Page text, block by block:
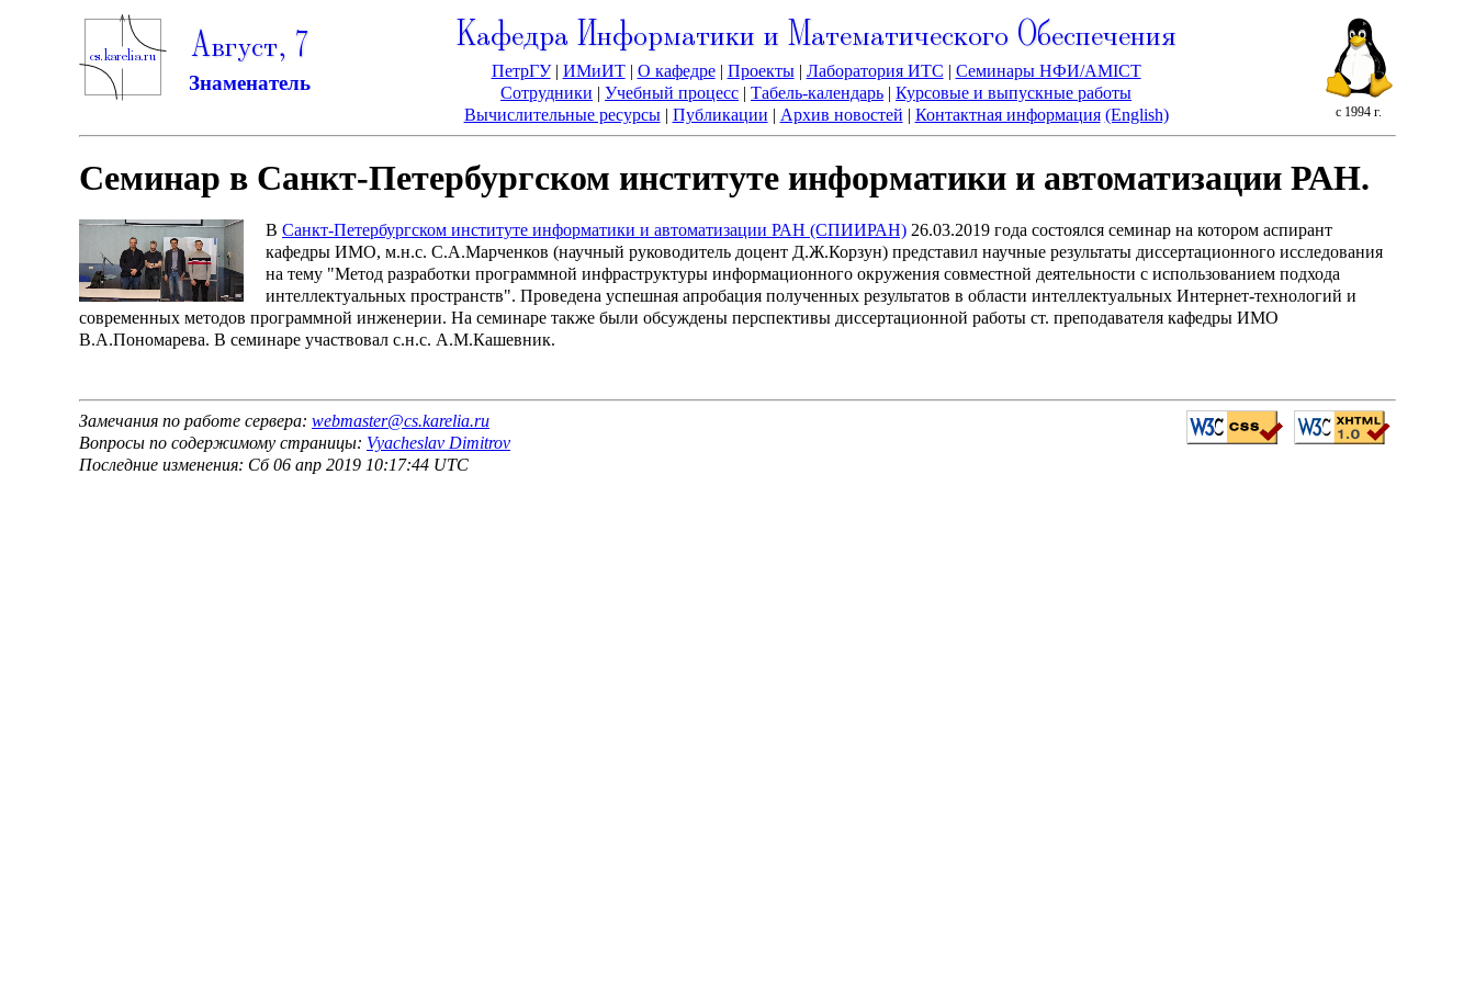
Август, 7
Знаменатель
с 1994 г.
Кафедра Информатики и Математического Обеспечения
ПетрГУ| ИМиИТ| О кафедре| Проекты| Лаборатория ИТС | Семинары НФИ/AMICT
Сотрудники |Учебный процесс |Табель-календарь |Курсовые и выпускные работы
Вычислительные ресурсы| Публикации | Архив новостей | Контактная информация (English)
Семинар в Санкт-Петербургском институте информатики и автоматизации РАН.
В Санкт-Петербургском институте информатики и автоматизации РАН (СПИИРАН) 26.03.2019 года состоялся семинар на котором аспирант
кафедры ИМО, м.н.с. С.А.Марченков (научный руководитель доцент Д.Ж.Корзун) представил научные результаты диссертационного исследования
на тему "Метод разработки программной инфраструктуры информационного окружения совместной деятельности с использованием подхода
интеллектуальных пространств". Проведена успешная апробация полученных результатов в области интеллектуальных Интернет-технологий и
современных методов программной инженерии. На семинаре также были обсуждены перспективы диссертационной работы ст. преподавателя кафедры ИМО
В.А.Пономарева. В семинаре участвовал с.н.с. А.М.Кашевник.
Замечания по работе сервера: webmaster@cs.karelia.ru
Вопросы по содержимому страницы: Vyacheslav Dimitrov
Последние изменения: Сб 06 апр 2019 10:17:44 UTC